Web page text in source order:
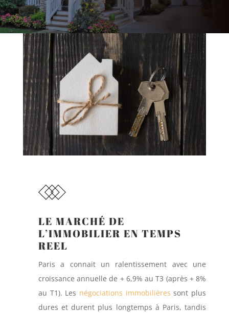
LE MARCHÉ DE
L’IMMOBILIER EN TEMPS
REEL
Paris a connait un ralentissement avec une
croissance annuelle de + 6,9% au T3 (après + 8%
au T1). Les négociations immobilières sont plus
dures et durent plus longtemps à Paris, tandis